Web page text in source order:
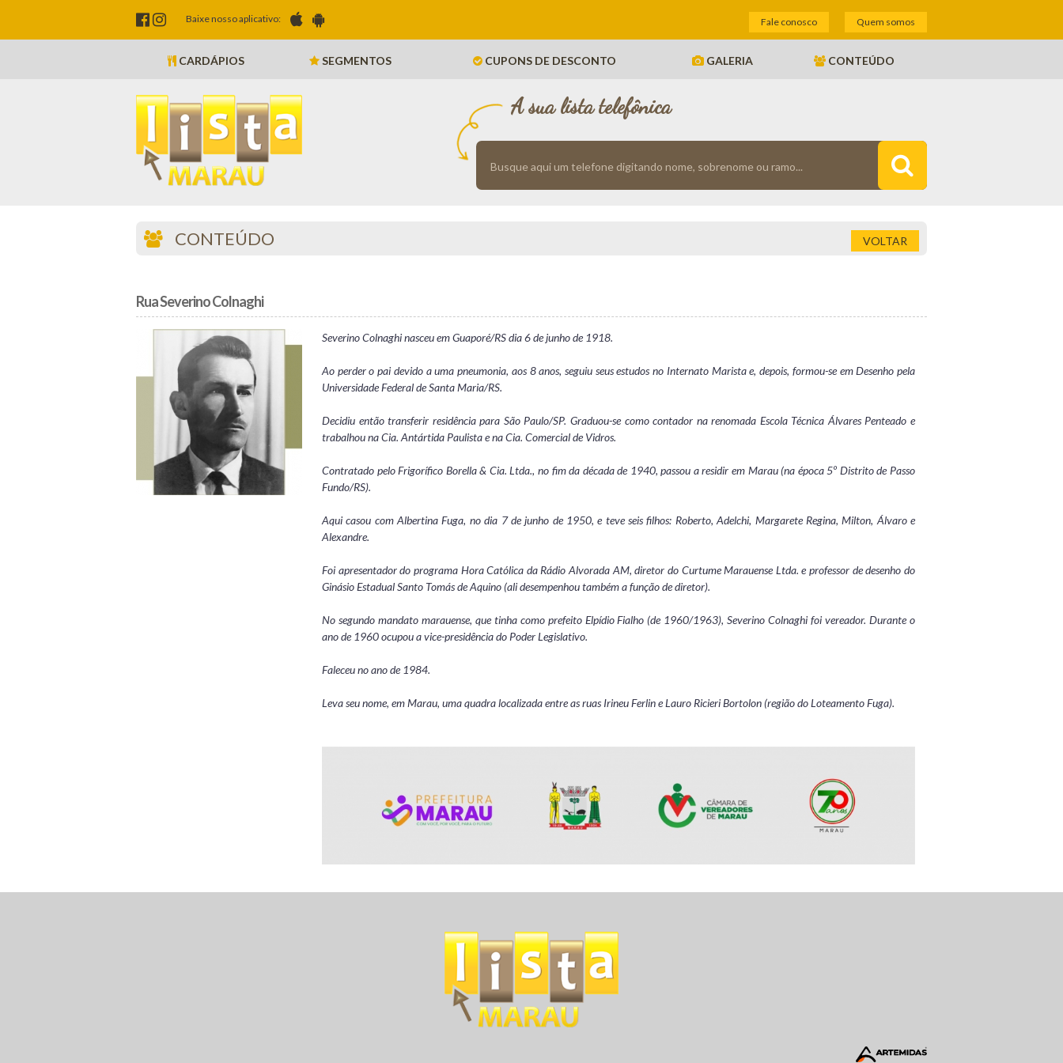
Baixe nosso aplicativo: Quem somos
Fale conosco
CARDÁPIOS SEGMENTOS CUPONS DE DESCONTO GALERIA CONTEÚDO
A sua lista telefônica
CONTEÚDO VOLTAR
Rua Severino Colnaghi
Severino Colnaghi nasceu em Guaporé/RS dia 6 de junho de 1918.
Ao perder o pai devido a uma pneumonia, aos 8 anos, seguiu seus estudos no Internato Marista e, depois, formou-se em Desenho pela
Universidade Federal de Santa Maria/RS.
Decidiu então transferir residência para São Paulo/SP. Graduou-se como contador na renomada Escola Técnica Álvares Penteado e
trabalhou na Cia. Antártida Paulista e na Cia. Comercial de Vidros.
Contratado pelo Frigorífico Borella & Cia. Ltda., no fim da década de 1940, passou a residir em Marau (na época 5º Distrito de Passo
Fundo/RS).
Aqui casou com Albertina Fuga, no dia 7 de junho de 1950, e teve seis filhos: Roberto, Adelchi, Margarete Regina, Milton, Álvaro e
Alexandre.
Foi apresentador do programa Hora Católica da Rádio Alvorada AM, diretor do Curtume Marauense Ltda. e professor de desenho do
Ginásio Estadual Santo Tomás de Aquino (ali desempenhou também a função de diretor).
No segundo mandato marauense, que tinha como prefeito Elpídio Fialho (de 1960/1963), Severino Colnaghi foi vereador. Durante o
ano de 1960 ocupou a vice-presidência do Poder Legislativo.
Faleceu no ano de 1984.
Leva seu nome, em Marau, uma quadra localizada entre as ruas Irineu Ferlin e Lauro Ricieri Bortolon (região do Loteamento Fuga).